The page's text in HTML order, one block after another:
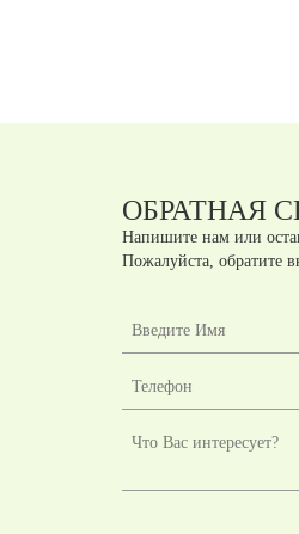
ОБРАТНАЯ
Напишите нам или
Пожалуйста, обратите